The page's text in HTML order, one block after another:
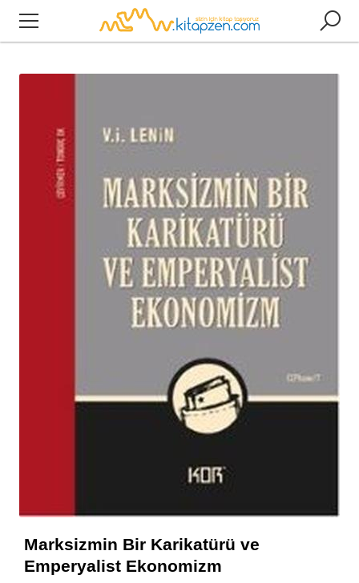
Marksizmin Bir Karikatürü ve
Emperyalist Ekonomizm